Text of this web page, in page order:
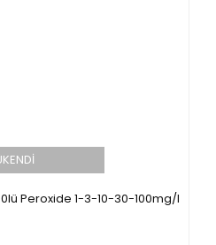
Peroxide 1-3-10-30-100mg/l